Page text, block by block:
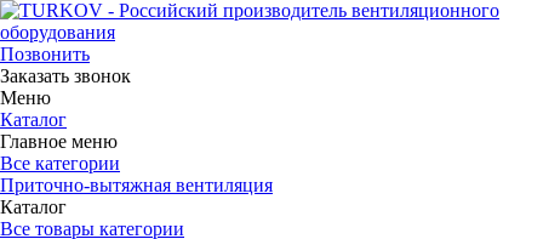
Позвонить
Заказать звонок
Меню
Каталог
Главное меню
Все категории
Приточно-вытяжная вентиляция
Каталог
Все товары категории